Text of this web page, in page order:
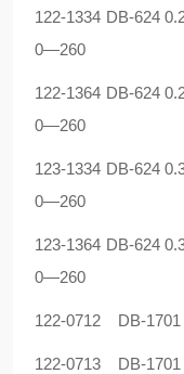
122-1334 DB-624
0—260
122-1364 DB-624
0—260
123-1334 DB-624
0—260
123-1364 DB-624
0—260
122-0712 DB-
122-0713 DB-